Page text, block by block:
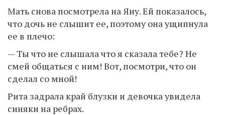
Мать снова посмотрела на Яну. Ей показалось,
что дочь не слышит ее, поэтому она ущипнула
ее в плечо:
— Ты что не слышала что я сказала тебе? Не
смей общаться с ним! Вот, посмотри, что он
сделал со мной!
Рита задрала край блузки и девочка увидела
синяки на ребрах.